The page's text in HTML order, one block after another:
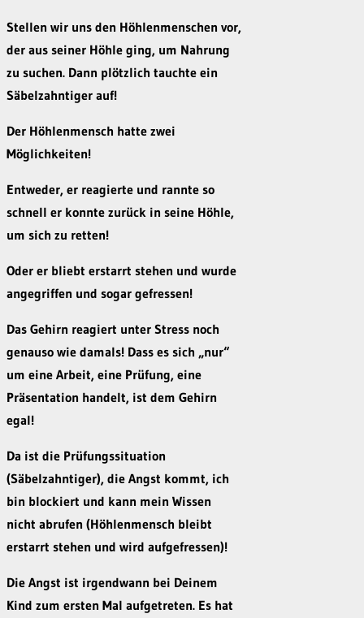
Stellen wir uns den Höhlenmenschen vor,
der aus seiner Höhle ging, um Nahrung
zu suchen. Dann plötzlich tauchte ein
Säbelzahntiger auf!
Der Höhlenmensch hatte zwei
Möglichkeiten!
Entweder, er reagierte und rannte so
schnell er konnte zurück in seine Höhle,
um sich zu retten!
Oder er bliebt erstarrt stehen und wurde
angegriffen und sogar gefressen!
Das Gehirn reagiert unter Stress noch
genauso wie damals! Dass es sich „nur“
um eine Arbeit, eine Prüfung, eine
Präsentation handelt, ist dem Gehirn
egal!
Da ist die Prüfungssituation
(Säbelzahntiger), die Angst kommt, ich
bin blockiert und kann mein Wissen
nicht abrufen (Höhlenmensch bleibt
erstarrt stehen und wird aufgefressen)!
Die Angst ist irgendwann bei Deinem
Kind zum ersten Mal aufgetreten. Es hat